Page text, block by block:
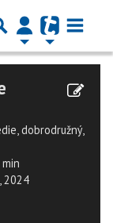
dobrodružný,
2024